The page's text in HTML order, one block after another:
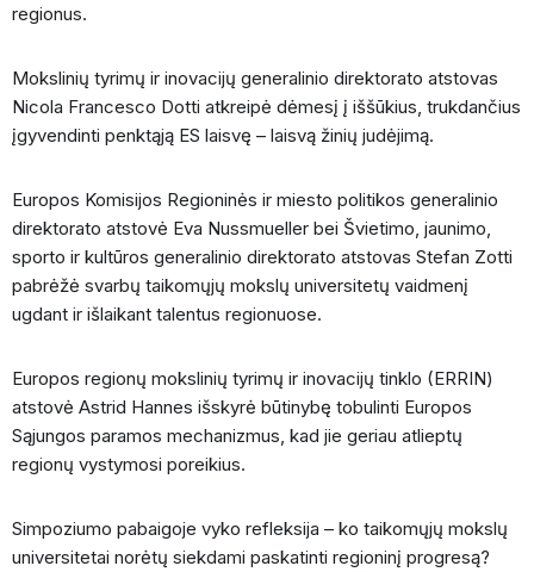
regionus.
Mokslinių tyrimų ir inovacijų generalinio direktorato atstovas
Nicola Francesco Dotti atkreipė dėmesį į iššūkius, trukdančius
įgyvendinti penktąją ES laisvę – laisvą žinių judėjimą.
Europos Komisijos Regioninės ir miesto politikos generalinio
direktorato atstovė Eva Nussmueller bei Švietimo, jaunimo,
sporto ir kultūros generalinio direktorato atstovas Stefan Zotti
pabrėžė svarbų taikomųjų mokslų universitetų vaidmenį
ugdant ir išlaikant talentus regionuose.
Europos regionų mokslinių tyrimų ir inovacijų tinklo (ERRIN)
atstovė Astrid Hannes išskyrė būtinybę tobulinti Europos
Sąjungos paramos mechanizmus, kad jie geriau atlieptų
regionų vystymosi poreikius.
Simpoziumo pabaigoje vyko refleksija – ko taikomųjų mokslų
universitetai norėtų siekdami paskatinti regioninį progresą?